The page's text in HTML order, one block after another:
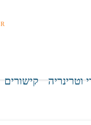
R
וטרינריה קישורים